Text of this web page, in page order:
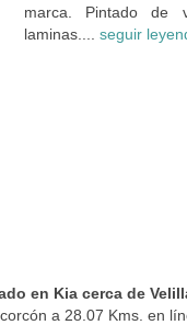
marca. Pintado de
laminas.... seguir
en Kia cerca de
a 28.07 Kms. en